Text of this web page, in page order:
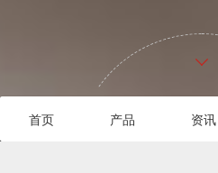
首页 产品 资讯